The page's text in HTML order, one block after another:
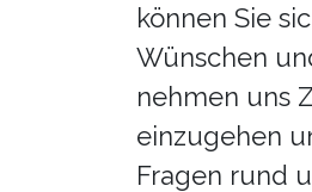
können Sie
Wünschen
nehmen uns
einzugehen
Fragen rund